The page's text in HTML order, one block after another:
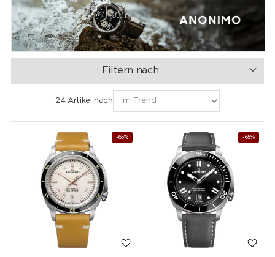
Filtern nach
24 Artikel nach
-65% -65%